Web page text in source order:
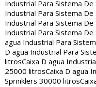
Industrial Para Sistema
Industrial Para Sistema
Industrial Para Sistema
Industrial Para Sistema
agua Industrial Para
D agua Industrial Para
litrosCaixa D agua
25000 litrosCaixa D agua
Sprinklers 30000 litros